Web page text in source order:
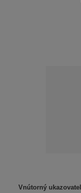
Vnútorný